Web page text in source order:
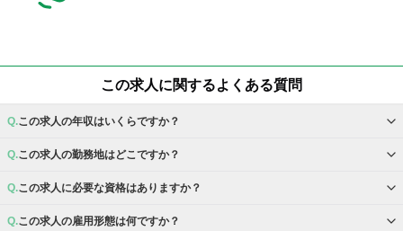
この求人に関するよくある質問
この求人の年収はいくらですか？
この求人の勤務地はどこですか？
この求人に必要な資格はありますか？
この求人の雇用形態は何ですか？